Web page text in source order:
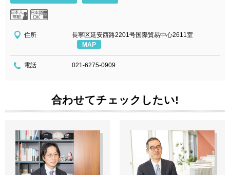
住所
長寧区延安西路2201号国際貿易中心2611室
MAP
電話 021-6275-0909
合わせてチェックしたい!